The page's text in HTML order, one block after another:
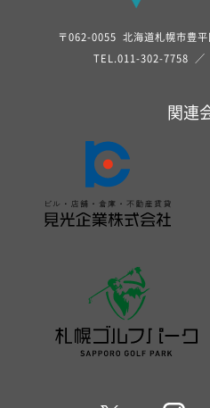
〒062-0055 北海道札幌市豊
TEL. 011-302-7758 ／
関連